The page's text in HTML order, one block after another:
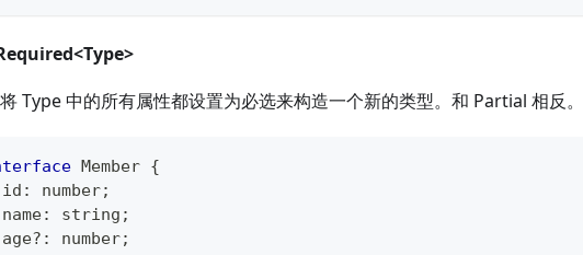
>
Type 中的所有属性都设置为必选来构造一个新的类型。和 Partial 相反。
Member {
: number;
: string ;
? : number;